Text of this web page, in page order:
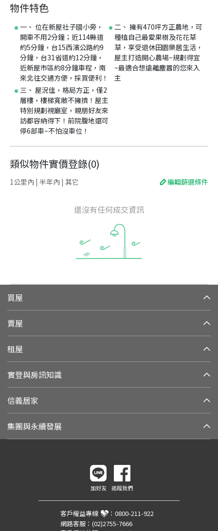
物件特色
一、 位在新屋社子國小旁，
開車不用2分鐘；近114縣道
約5分鐘，台15西濱公路約9
分鐘，台31省道約12分鐘，
近新屋市區約8分鐘車程，南
來北往交通方便，採買便利！
二、 擁有470坪方正農地，可
種植自己最愛果樹及花花草
草，享受退休田園樂居生活，
屋主打造開心農場~規劃得宜
~最適合想遠離塵囂的您來入
主
三、 屋況佳，格局方正，僅2
層樓，樓梯寬敝不擁擠！屋主
特別規劃視廳室，親朋好友來
訪都容納得下！前院腹地還可
停6部車~不怕沒車位！
類似物件實價登錄(0)
1公里內 | 半年內 | 其它 編輯篩選條件
還沒有任何成交資訊
買屋
賣屋
租屋
實登與房訊知識
信義居家
集團與永續發展
加好友 追蹤我們
客戶權益專線 ： 0800-211-922
網路客服： (02)2755-7666